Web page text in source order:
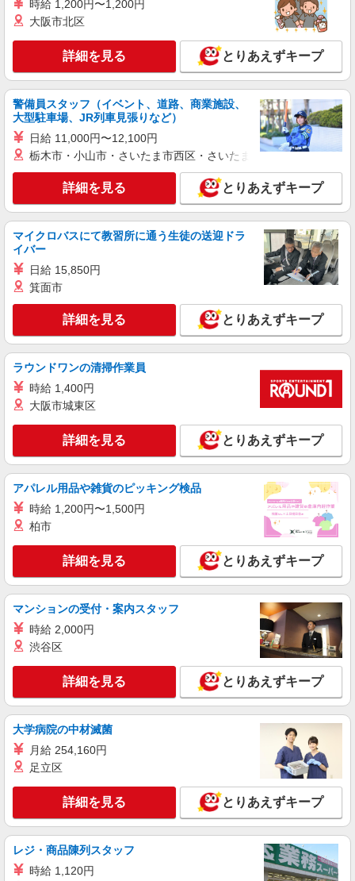
能！ （時給1,400円×実働6時間50分×22日勤務の
場合） ※残業代別途支給 世帯主の方には、、、
住宅手当3000円/月〜5000円/月、配偶者手当1万
円/月、お子様一人5000円/月の手当あり ＊各規程
大阪府八尾市安中町
キープ 詳細を見る
派遣社員
株式会社テクノ・サービス/お仕事No/0827725
組立作業など
時給1400円交通費全額支給
大阪府八尾市 ＊車・バイク通勤OK
キープ 詳細を見る
派遣社員
株式会社テクノ・サービス/お仕事No/0892425
時給1200円交通費全額支給
大阪府八尾市 ＊バイク通勤OK
詳細を見る
派遣社員
株式会社テクノ・サービス/お仕事No/0862893
射出成型機OPなど
時給1300円交通費全額支給
大阪府八尾市 ＊バイク通勤OK
詳細を見る
株式会社クルース
金属製品の組立作業
時給1,200円〜1,500円 ※経験・能力による
詳細を見る
派遣社員
株式会社テクノ・サービス/お仕事No/0903919
キープ 詳細を見る
派遣社員
株式会社テクノ・サービス/お仕事No/0822033
時給 1,200円〜1,200円
大阪市北区
詳細を見る とりあえずキープ
警備員スタッフ（イベント、道路、商業施設、
大型駐車場、JR列車見張りなど）
日給 11,000円〜12,100円
栃木市・小山市・さいたま市西区・さいたま市岩槻区・久喜市・
詳細を見る とりあえずキープ
マイクロバスにて教習所に通う生徒の送迎ドラ
イバー
日給 15,850円
箕面市
詳細を見る とりあえずキープ
ラウンドワンの清掃作業員
時給 1,400円
大阪市城東区
詳細を見る とりあえずキープ
アパレル用品や雑貨のピッキング検品
時給 1,200円〜1,500円
柏市
詳細を見る とりあえずキープ
マンションの受付・案内スタッフ
時給 2,000円
渋谷区
詳細を見る とりあえずキープ
大学病院の中材滅菌
月給 254,160円
足立区
詳細を見る とりあえずキープ
レジ・商品陳列スタッフ
時給 1,120円